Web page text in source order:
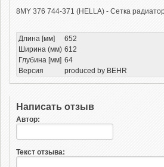
8MY 376 744-371 (HELLA) - Сетка
Длина [мм]
652
Ширина (мм) 612
Глубина [мм] 64
Версия
produced by BEHR
Написать отзыв
Автор:
Текст отзыва: